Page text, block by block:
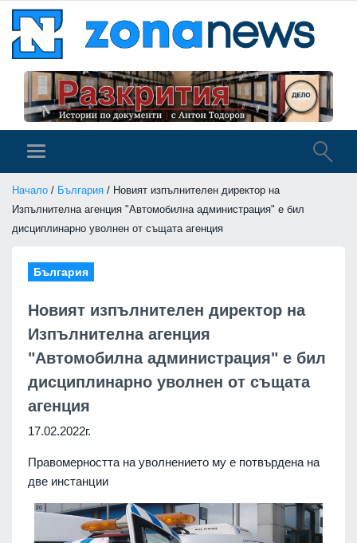
Начало / България / Новият изпълнителен директор на
Изпълнителна агенция "Автомобилна администрация" е бил
дисциплинарно уволнен от същата агенция
България
Новият изпълнителен директор на
Изпълнителна агенция
"Автомобилна администрация" е бил
дисциплинарно уволнен от същата
агенция
17.02.2022г.
Правомерността на уволнението му е потвърдена на
две инстанции